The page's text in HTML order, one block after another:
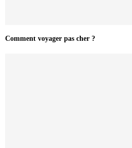
Comment voyager pas cher ?